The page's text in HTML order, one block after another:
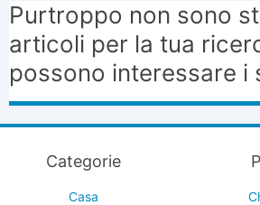
Purtroppo non sono
articoli per la tua
possono interessare i
Categorie
Casa